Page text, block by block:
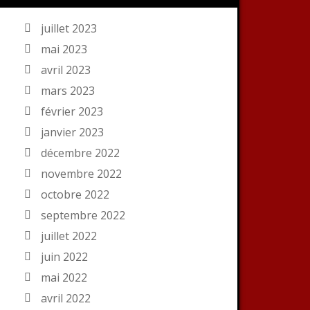
juillet 2023
mai 2023
avril 2023
mars 2023
février 2023
janvier 2023
décembre 2022
novembre 2022
octobre 2022
septembre 2022
juillet 2022
juin 2022
mai 2022
avril 2022